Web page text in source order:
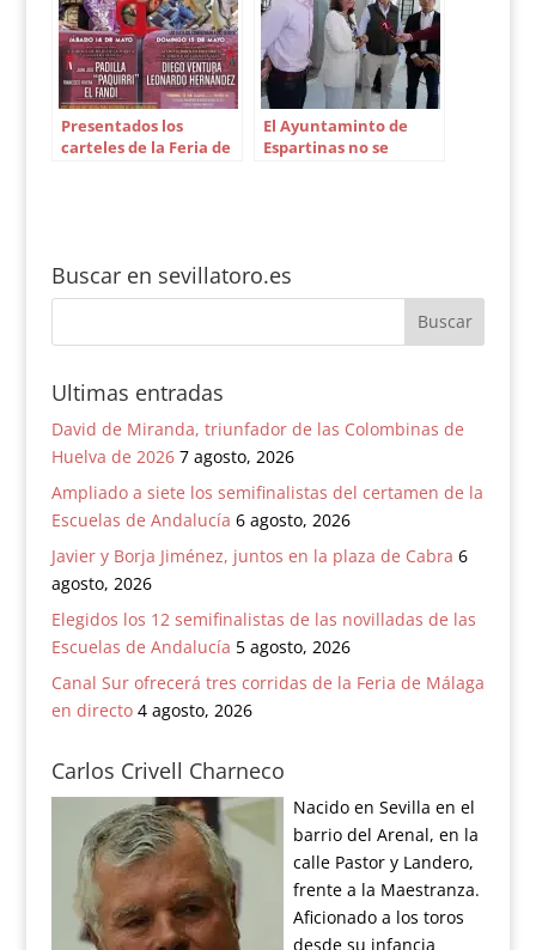
Presentados los
carteles de la Feria de
El Ayuntaminto de
Espartinas no se
Buscar en sevillatoro.es
Ultimas entradas
David de Miranda, triunfador de las Colombinas de
Huelva de 2026 7 agosto, 2026
Ampliado a siete los semifinalistas del certamen de la
Escuelas de Andalucía 6 agosto, 2026
Javier y Borja Jiménez, juntos en la plaza de Cabra 6
agosto, 2026
Elegidos los 12 semifinalistas de las novilladas de las
Escuelas de Andalucía 5 agosto, 2026
Canal Sur ofrecerá tres corridas de la Feria de Málaga
en directo 4 agosto, 2026
Carlos Crivell Charneco
Nacido en Sevilla en el
barrio del Arenal, en la
calle Pastor y Landero,
frente a la Maestranza.
Aficionado a los toros
desde su infancia